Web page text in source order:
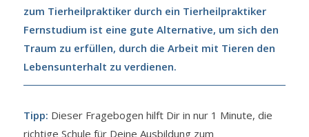
zum Tierheilpraktiker durch ein Tierheilpraktiker
Fernstudium ist eine gute Alternative, um sich den
Traum zu erfüllen, durch die Arbeit mit Tieren den
Lebensunterhalt zu verdienen.
Tipp: Dieser Fragebogen hilft Dir in nur 1 Minute, die
richtige Schule für Deine Ausbildung zum